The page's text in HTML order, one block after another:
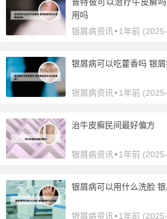
用吗
银屑病资讯 •1年前
银屑病可以吃藿香吗 银
银屑病资讯 •1年前
治牛皮癣民间最好偏方
银屑病资讯 •1年前
银屑病可以用什么洗脸
银屑病资讯 •1年前